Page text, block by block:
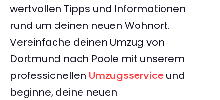
wertvollen Tipps und Informationen
rund um deinen neuen Wohnort.
Vereinfache deinen Umzug von
Dortmund nach Poole mit unserem
professionellen Umzugsservice und
beginne, deine neuen